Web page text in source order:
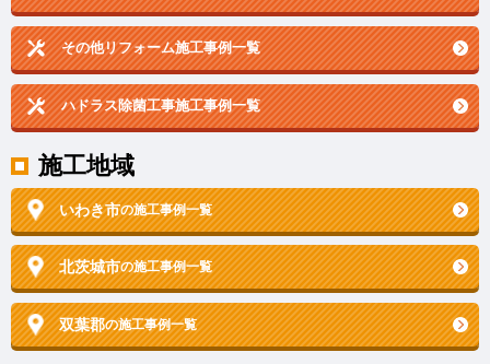
その他リフォーム施工事例一覧
ハドラス除菌工事施工事例一覧
施工地域
いわき市の施工事例一覧
北茨城市の施工事例一覧
双葉郡の施工事例一覧